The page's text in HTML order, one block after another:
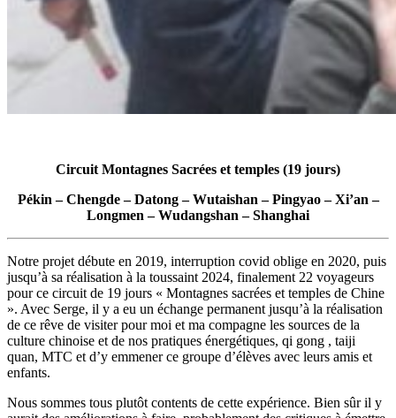
Circuit Montagnes Sacrées et temples (19 jours)
Pékin – Chengde – Datong – Wutaishan – Pingyao – Xi’an –
Longmen – Wudangshan – Shanghai
Notre projet débute en 2019, interruption covid oblige en 2020, puis
jusqu’à sa réalisation à la toussaint 2024, finalement 22 voyageurs
pour ce circuit de 19 jours « Montagnes sacrées et temples de Chine
». Avec Serge, il y a eu un échange permanent jusqu’à la réalisation
de ce rêve de visiter pour moi et ma compagne les sources de la
culture chinoise et de nos pratiques énergétiques, qi gong , taiji
quan, MTC et d’y emmener ce groupe d’élèves avec leurs amis et
enfants.
Nous sommes tous plutôt contents de cette expérience. Bien sûr il y